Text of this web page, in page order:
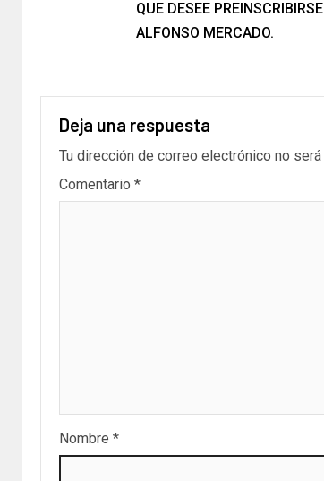
QUE DESEE
ALFONSO MERCADO.
Deja una respuesta
Tu dirección de correo electrónico no será
Comentario *
Nombre *